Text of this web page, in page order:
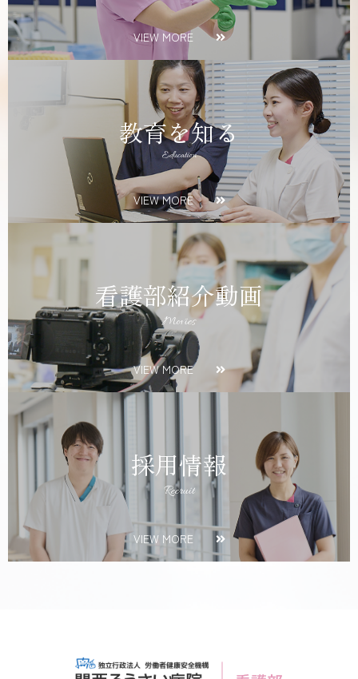
VIEW MORE
教育を知る
Education
VIEW MORE
看護部紹介動画
Movies
VIEW MORE
採用情報
Recruit
VIEW MORE